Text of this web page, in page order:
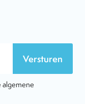
Versturen
algemene